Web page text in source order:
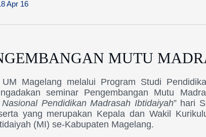
Apr 16
MUTU
Magelang melalui Program Studi
seminar Pengembangan Mutu
Pendidikan Madrasah Ibtidaiyah” hari
yang merupakan Kepala dan Wakil
(MI) se-Kabupaten Magelang.